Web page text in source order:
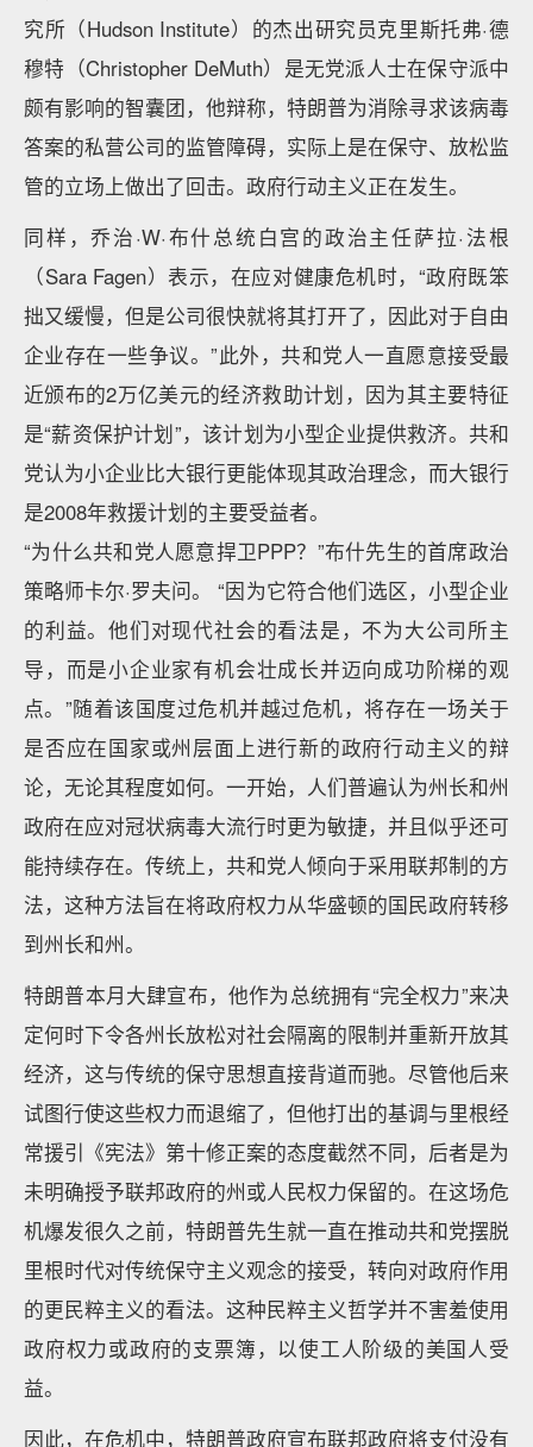
究所（Hudson Institute）的杰出研究员克里斯托弗·德
穆特（Christopher DeMuth）是无党派人士在保守派中
颇有影响的智囊团，他辩称，特朗普为消除寻求该病毒
答案的私营公司的监管障碍，实际上是在保守、放松监
管的立场上做出了回击。政府行动主义正在发生。
同样，乔治·W·布什总统白宫的政治主任萨拉·法根
（Sara Fagen）表示，在应对健康危机时，“政府既笨
拙又缓慢，但是公司很快就将其打开了，因此对于自由
企业存在一些争议。”此外，共和党人一直愿意接受最
近颁布的2万亿美元的经济救助计划，因为其主要特征
是“薪资保护计划”，该计划为小型企业提供救济。共和
党认为小企业比大银行更能体现其政治理念，而大银行
是2008年救援计划的主要受益者。
“为什么共和党人愿意捍卫PPP？”布什先生的首席政治
策略师卡尔·罗夫问。 “因为它符合他们选区，小型企业
的利益。他们对现代社会的看法是，不为大公司所主
导，而是小企业家有机会壮成长并迈向成功阶梯的观
点。”随着该国度过危机并越过危机，将存在一场关于
是否应在国家或州层面上进行新的政府行动主义的辩
论，无论其程度如何。一开始，人们普遍认为州长和州
政府在应对冠状病毒大流行时更为敏捷，并且似乎还可
能持续存在。传统上，共和党人倾向于采用联邦制的方
法，这种方法旨在将政府权力从华盛顿的国民政府转移
到州长和州。
特朗普本月大肆宣布，他作为总统拥有“完全权力”来决
定何时下令各州长放松对社会隔离的限制并重新开放其
经济，这与传统的保守思想直接背道而驰。尽管他后来
试图行使这些权力而退缩了，但他打出的基调与里根经
常援引《宪法》第十修正案的态度截然不同，后者是为
未明确授予联邦政府的州或人民权力保留的。在这场危
机爆发很久之前，特朗普先生就一直在推动共和党摆脱
里根时代对传统保守主义观念的接受，转向对政府作用
的更民粹主义的看法。这种民粹主义哲学并不害羞使用
政府权力或政府的支票簿，以使工人阶级的美国人受
益。
因此，在危机中，特朗普政府宣布联邦政府将支付没有